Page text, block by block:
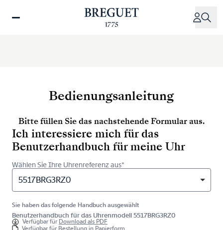
zum
Bedienungsanleitung
Bitte füllen Sie das nachstehende Formular aus.
Ich interessiere mich für das
Benutzerhandbuch für meine Uhr
Wählen Sie Ihre Uhrenreferenz aus*
5517BRG3RZ0
Sie haben das folgende Handbuch ausgewählt
Benutzerhandbuch für das Uhrenmodell 5517BRG3RZ0
Verfügbar für Download als PDF